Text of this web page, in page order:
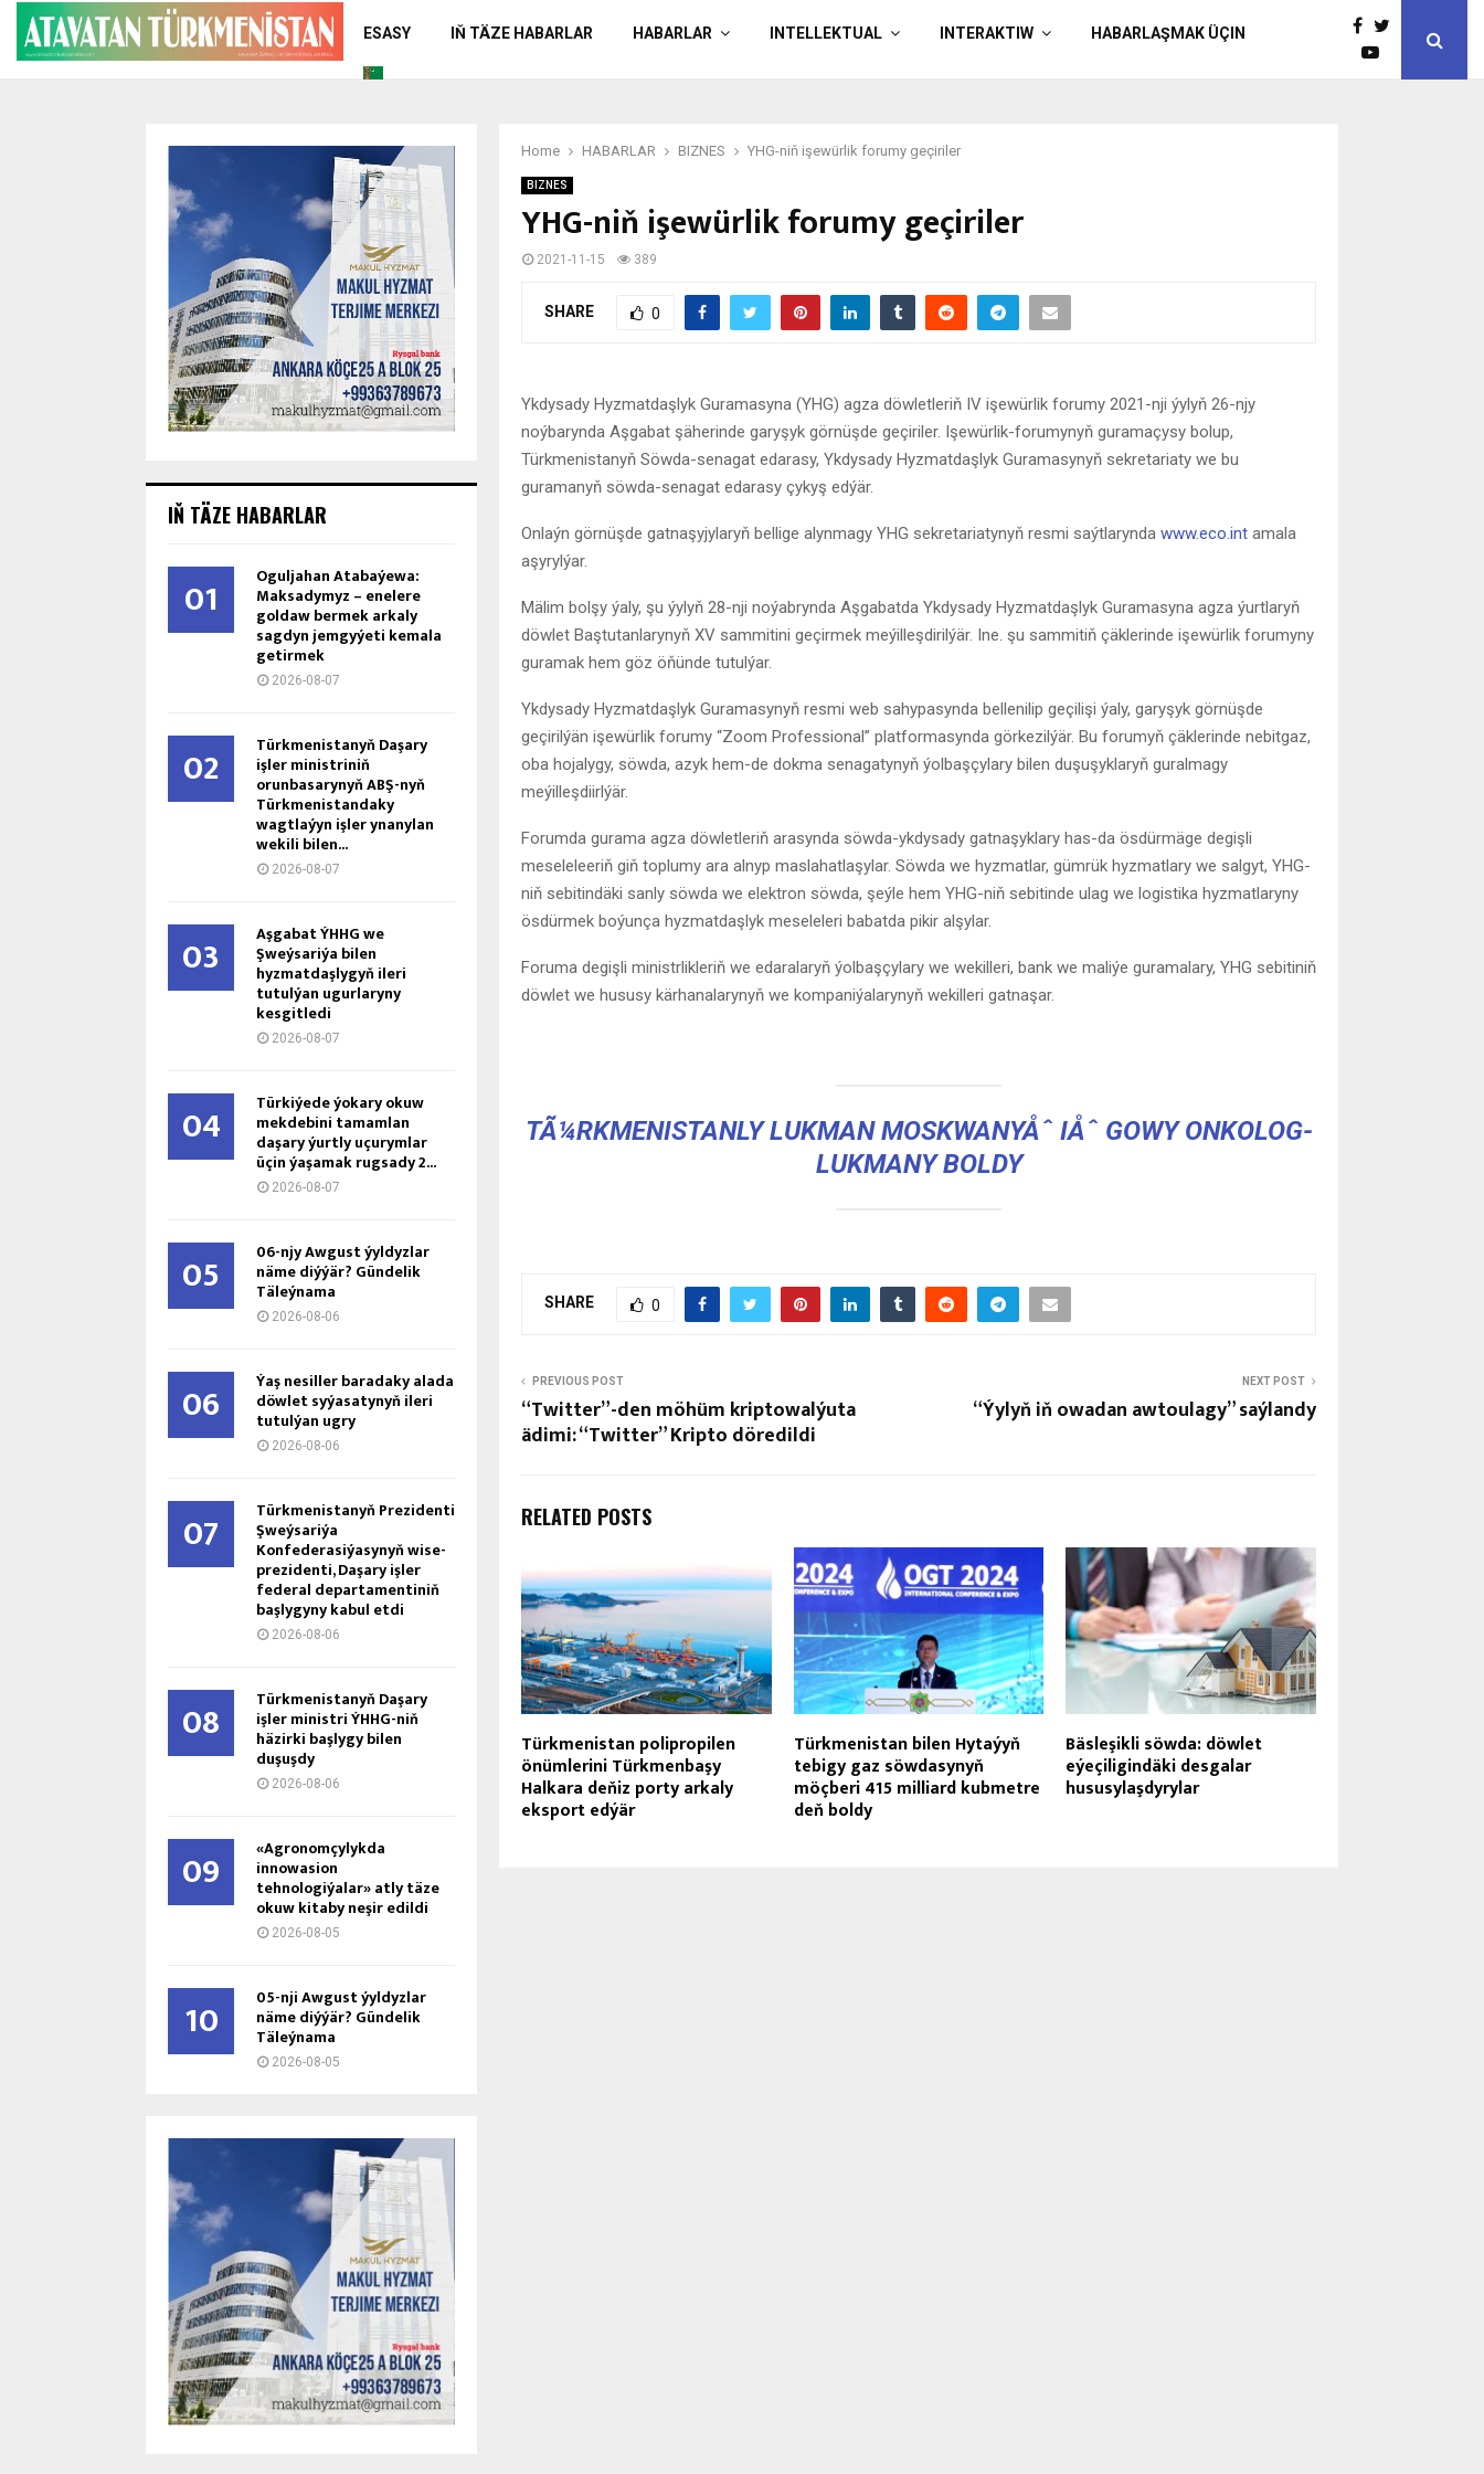
ESASY IŇ TÄZE HABARLAR HABARLAR INTELLEKTUAL INTERAKTIW HABARLAŞMAK ÜÇIN
Home HABARLAR BIZNES YHG-niň işewürlik forumy geçiriler
BIZNES
YHG-niň işewürlik forumy geçiriler
2021-11-15 389
SHARE 0
Ykdysady Hyzmatdaşlyk Guramasyna (YHG) agza döwletleriň IV işewürlik forumy 2021-nji ýylyň 26-njy
noýbarynda Aşgabat şäherinde garyşyk görnüşde geçiriler. Işewürlik-forumynyň guramaçysy bolup,
Türkmenistanyň Söwda-senagat edarasy, Ykdysady Hyzmatdaşlyk Guramasynyň sekretariaty we bu
guramanyň söwda-senagat edarasy çykyş edýär.
Onlaýn görnüşde gatnaşyjylaryň bellige alynmagy YHG sekretariatynyň resmi saýtlarynda www.eco.int amala
aşyrylýar.
Mälim bolşy ýaly, şu ýylyň 28-nji noýabrynda Aşgabatda Ykdysady Hyzmatdaşlyk Guramasyna agza ýurtlaryň
döwlet Baştutanlarynyň XV sammitini geçirmek meýilleşdirilýär. Ine. şu sammitiň çäklerinde işewürlik forumyny
guramak hem göz öňünde tutulýar.
Ykdysady Hyzmatdaşlyk Guramasynyň resmi web sahypasynda bellenilip geçilişi ýaly, garyşyk görnüşde
geçirilýän işewürlik forumy “Zoom Professional” platformasynda görkezilýär. Bu forumyň çäklerinde nebitgaz,
oba hojalygy, söwda, azyk hem-de dokma senagatynyň ýolbaşçylary bilen duşuşyklaryň guralmagy
meýilleşdiirlýär.
Forumda gurama agza döwletleriň arasynda söwda-ykdysady gatnaşyklary has-da ösdürmäge degişli
meseleleeriň giň toplumy ara alnyp maslahatlaşylar. Söwda we hyzmatlar, gümrük hyzmatlary we salgyt, YHG-
niň sebitindäki sanly söwda we elektron söwda, şeýle hem YHG-niň sebitinde ulag we logistika hyzmatlaryny
ösdürmek boýunça hyzmatdaşlyk meseleleri babatda pikir alşylar.
Foruma degişli ministrlikleriň we edaralaryň ýolbaşçylary we wekilleri, bank we maliýe guramalary, YHG sebitiniň
döwlet we hususy kärhanalarynyň we kompaniýalarynyň wekilleri gatnaşar.
TÃ¼RKMENISTANLY LUKMAN MOSKWANYÅˆ IÅˆ GOWY ONKOLOG-
LUKMANY BOLDY
SHARE 0
PREVIOUS POST
“Twitter”-den möhüm kriptowalýuta
ädimi: “Twitter” Kripto döredildi
NEXT POST
“Ýylyň iň owadan awtoulagy” saýlandy
RELATED POSTS
Türkmenistan polipropilen
önümlerini Türkmenbaşy
Halkara deňiz porty arkaly
eksport edýär
Türkmenistan bilen Hytaýyň
tebigy gaz söwdasynyň
möçberi 415 milliard kubmetre
deň boldy
Bäsleşikli söwda: döwlet
eýeçiligindäki desgalar
hususylaşdyrylar
IŇ TÄZE HABARLAR
01 Oguljahan Atabaýewa:
Maksadymyz – enelere
goldaw bermek arkaly
sagdyn jemgyýeti kemala
getirmek
2026-08-07
02 Türkmenistanyň Daşary
işler ministriniň
orunbasarynyň ABŞ-nyň
Türkmenistandaky
wagtlaýyn işler ynanylan
wekili bilen...
2026-08-07
03 Aşgabat ÝHHG we
Şweýsariýa bilen
hyzmatdaşlygyň ileri
tutulýan ugurlaryny
kesgitledi
2026-08-07
04 Türkiýede ýokary okuw
mekdebini tamamlan
daşary ýurtly uçurymlar
üçin ýaşamak rugsady 2...
2026-08-07
05 06-njy Awgust ýyldyzlar
näme diýýär? Gündelik
Täleýnama
2026-08-06
06 Ýaş ne­sil­ler ba­ra­da­ky ala­da
döw­let sy­ýa­sa­ty­nyň ile­ri
tu­tul­ýan ug­ry
2026-08-06
07 Türkmenistanyň Prezidenti
Şweýsariýa
Konfederasiýasynyň wise-
prezidenti, Daşary işler
federal departamentiniň
başlygyny kabul etdi
2026-08-06
08 Türkmenistanyň Daşary
işler ministri ÝHHG-niň
häzirki başlygy bilen
duşuşdy
2026-08-06
09 «Agronomçylykda
innowasion
tehnologiýalar» atly täze
okuw kitaby neşir edildi
2026-08-05
10 05-nji Awgust ýyldyzlar
näme diýýär? Gündelik
Täleýnama
2026-08-05